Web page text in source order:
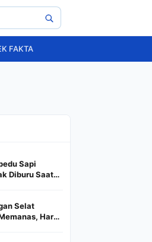
FAKTA
Sapi
Diburu Saat
Selat
Harga